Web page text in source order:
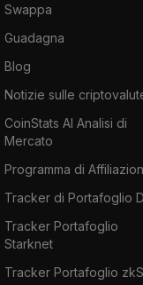
Swappa
Guadagna
Blog
Notizie sulle
CoinStats AI Analisi di
Mercato
Programma di
Tracker di Portafoglio
Tracker Portafoglio
Starknet
Tracker Portafoglio